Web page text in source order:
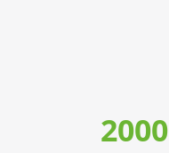
2000